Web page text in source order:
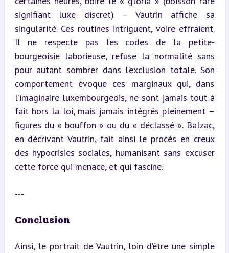
signifiant luxe discret) – Vautrin affiche sa
singularité. Ces routines intriguent, voire effraient.
Il ne respecte pas les codes de la petite-
bourgeoisie laborieuse, refuse la normalité sans
pour autant sombrer dans l’exclusion totale. Son
comportement évoque ces marginaux qui, dans
l’imaginaire luxembourgeois, ne sont jamais tout à
fait hors la loi, mais jamais intégrés pleinement –
figures du « bouffon » ou du « déclassé ». Balzac,
en décrivant Vautrin, fait ainsi le procès en creux
des hypocrisies sociales, humanisant sans excuser
cette force qui menace, et qui fascine.
---
Conclusion
Ainsi, le portrait de Vautrin, loin d’être une simple